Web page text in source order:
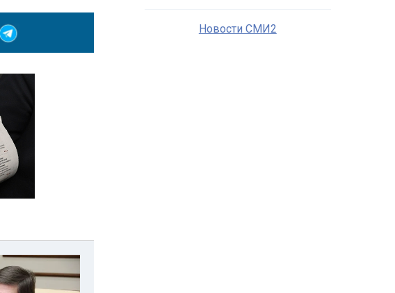
Новости СМИ2